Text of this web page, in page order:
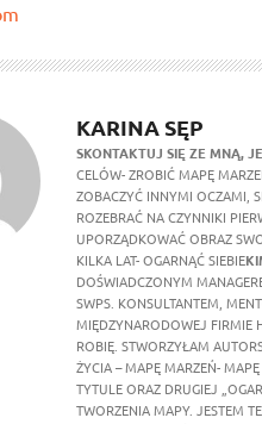
KARINA SĘP
SKONTAKTUJ SIĘ ZE MNĄ,
CELÓW- ZROBIĆ MAPĘ
ZOBACZYĆ INNYMI OCZAMI,
ROZEBRAĆ NA CZYNNIKI
UPORZĄDKOWAĆ OBRAZ
KILKA LAT- OGARNĄĆ SIEBIE
DOŚWIADCZONYM
SWPS. KONSULTANTEM,
MIĘDZYNARODOWEJ FIRMIE
ROBIĘ. STWORZYŁAM
ŻYCIA – MAPĘ MARZEŃ-
TYTULE ORAZ DRUGIEJ
TWORZENIA MAPY. JESTEM